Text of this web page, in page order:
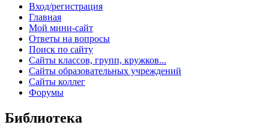
Вход/регистрация
Главная
Мой мини-сайт
Ответы на вопросы
Поиск по сайту
Сайты классов, групп, кружков...
Сайты образовательных учреждений
Сайты коллег
Форумы
Библиотека